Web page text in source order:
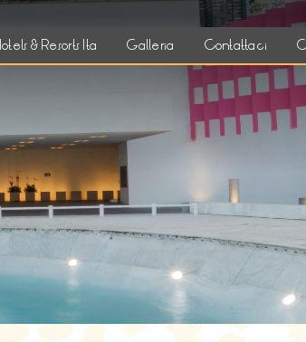
& Resorts Ita Galleria Contattaci